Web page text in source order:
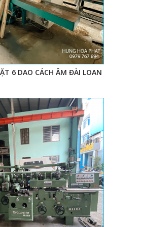
được xem là một trong những
tự động. Cùng với sự phát triển
ngừng ngày nay, các doanh
ngại đầu tư máy móc hiện đại
suất, rút ngắn thời gian làm việc.
BÀO GỖ 4 MẶT TỐC ĐỘ
máy móc càng hiện đại, thời
ít, hiệu quả và năng suất càng
có thể bào được 4 mặt gỗ cùng
nhất, tiết kiệm tối đa thời gian làm
được thực hiện chớp nhoáng
không thể nào chê được.
6 DAO CÁCH ÂM ĐÀI LOAN